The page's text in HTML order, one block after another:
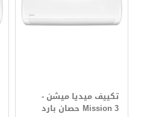
تكييف ميديا ميشن -
Mission 3 حصان بارد